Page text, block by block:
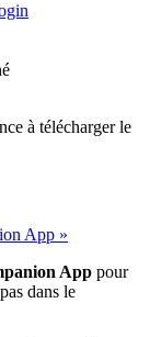
à télécharger le
App »
App pour
dans le